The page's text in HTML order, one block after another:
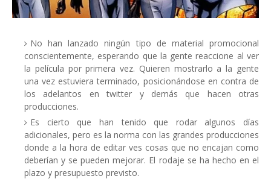
No han lanzado ningún tipo de material promocional
conscientemente, esperando que la gente reaccione al ver
la película por primera vez. Quieren mostrarlo a la gente
una vez estuviera terminado, posicionándose en contra de
los adelantos en twitter y demás que hacen otras
producciones.
Es cierto que han tenido que rodar algunos días
adicionales, pero es la norma con las grandes producciones
donde a la hora de editar ves cosas que no encajan como
deberían y se pueden mejorar. El rodaje se ha hecho en el
plazo y presupuesto previsto.